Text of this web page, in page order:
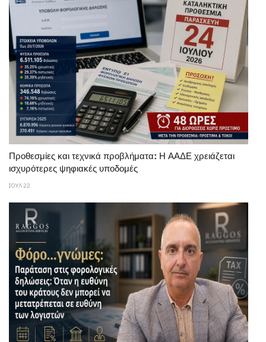
Προθεσμίες και τεχνικά προβλήματα: Η ΑΑΔΕ χρειάζεται
ισχυρότερες ψηφιακές υποδομές
ΙΟΥΛ 22